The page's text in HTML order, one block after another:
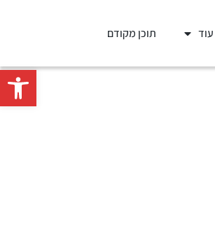
פתח
עוד תוכן מקודם